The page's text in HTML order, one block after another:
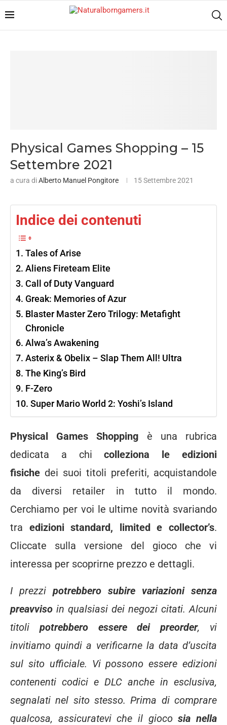
Physical Games Shopping – 15
Settembre 2021
a cura diAlberto Manuel Pongitore 15 Settembre 2021
Indice dei contenuti
Tales of Arise
Aliens Fireteam Elite
Call of Duty Vanguard
Greak: Memories of Azur
Blaster Master Zero Trilogy: Metafight
Chronicle
Alwa’s Awakening
Asterix & Obelix – Slap Them All! Ultra
The King’s Bird
F-Zero
Super Mario World 2: Yoshi’s Island
Physical Games Shopping è una rubrica
dedicata a chicolleziona le edizioni
fisiche dei suoi titoli preferiti, acquistandole
da diversi retailer in tutto il mondo.
Cerchiamo per voi le ultime novità svariando
tra edizioni standard, limited e collector’s.
Cliccate sulla versione del gioco che vi
interessa per scoprirne prezzo e dettagli.
I prezzi potrebbero subire variazioni senza
preavviso in qualsiasi dei negozi citati. Alcuni
titoli potrebbero essere dei preorder, vi
invitiamo quindi a verificarne la data d’uscita
sul sito ufficiale. Vi possono essere edizioni
contenenti codici e DLC anche in esclusiva,
segnalati nel sito stesso. Prima di comprare
qualcosa, assicuratevi che il giocosia nella